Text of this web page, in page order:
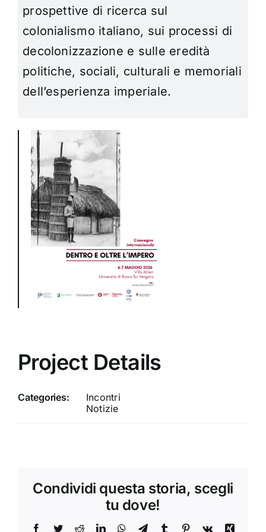
prospettive di ricerca sul
colonialismo italiano, sui processi di
decolonizzazione e sulle eredità
politiche, sociali, culturali e memoriali
dell’esperienza imperiale.
Project Details
Categories:
Incontri
Notizie
Condividi questa storia, scegli
tu dove!
Facebook
TwitterRedditLinkedInWhatsApp
TelegramTumblr Pinterest
Vk
Xing